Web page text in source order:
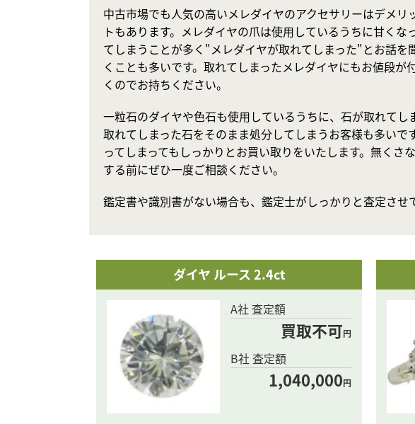
中古市場でも人気の高いメレダイヤのアクセサリーはデメリ
トもあります。メレダイヤの爪は使用しているうちに甘くな
てしまうことが多く"メレダイヤが取れてしまった"とお話を
くことも多いです。取れてしまったメレダイヤにもお値段が
くのでお持ちください。
一粒石のダイヤや色石も使用しているうちに、石が取れてし
取れてしまった石をそのまま処分してしまうお客様も多いで
ってしまってもしっかりとお買い取りをいたします。無くさ
する前にぜひ一度ご相談ください。
鑑定書や識別書がない場合も、鑑定士がしっかりと査定させ
ダイヤ ルース 2.4ct
A社 査定額
買取不可円
B社 査定額
1,040,000円